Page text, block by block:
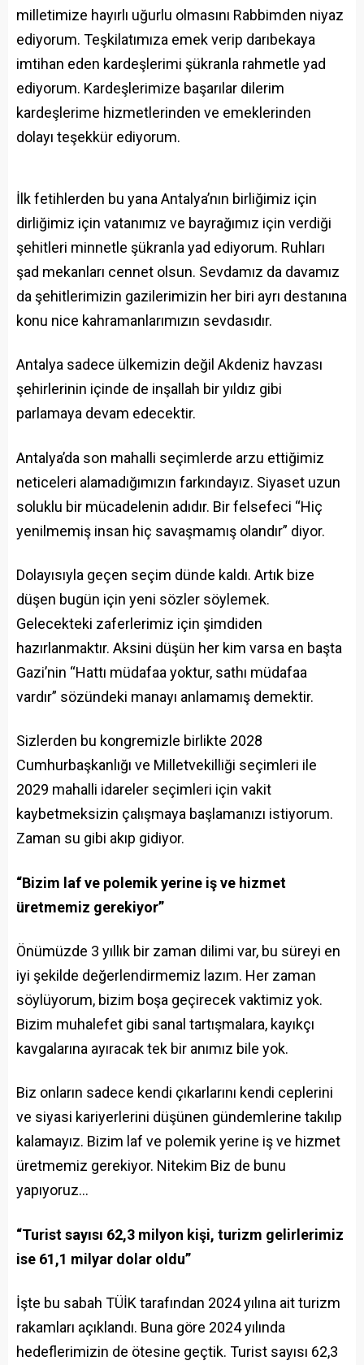
milletimize hayırlı uğurlu olmasını Rabbimden niyaz
ediyorum. Teşkilatımıza emek verip darıbekaya
imtihan eden kardeşlerimi şükranla rahmetle yad
ediyorum. Kardeşlerimize başarılar dilerim
kardeşlerime hizmetlerinden ve emeklerinden
dolayı teşekkür ediyorum.
İlk fetihlerden bu yana Antalya’nın birliğimiz için
dirliğimiz için vatanımız ve bayrağımız için verdiği
şehitleri minnetle şükranla yad ediyorum. Ruhları
şad mekanları cennet olsun. Sevdamız da davamız
da şehitlerimizin gazilerimizin her biri ayrı destanına
konu nice kahramanlarımızın sevdasıdır.
Antalya sadece ülkemizin değil Akdeniz havzası
şehirlerinin içinde de inşallah bir yıldız gibi
parlamaya devam edecektir.
Antalya’da son mahalli seçimlerde arzu ettiğimiz
neticeleri alamadığımızın farkındayız. Siyaset uzun
soluklu bir mücadelenin adıdır. Bir felsefeci “Hiç
yenilmemiş insan hiç savaşmamış olandır” diyor.
Dolayısıyla geçen seçim dünde kaldı. Artık bize
düşen bugün için yeni sözler söylemek.
Gelecekteki zaferlerimiz için şimdiden
hazırlanmaktır. Aksini düşün her kim varsa en başta
Gazi’nin “Hattı müdafaa yoktur, sathı müdafaa
vardır” sözündeki manayı anlamamış demektir.
Sizlerden bu kongremizle birlikte 2028
Cumhurbaşkanlığı ve Milletvekilliği seçimleri ile
2029 mahalli idareler seçimleri için vakit
kaybetmeksizin çalışmaya başlamanızı istiyorum.
Zaman su gibi akıp gidiyor.
“Bizim laf ve polemik yerine iş ve hizmet
üretmemiz gerekiyor”
Önümüzde 3 yıllık bir zaman dilimi var, bu süreyi en
iyi şekilde değerlendirmemiz lazım. Her zaman
söylüyorum, bizim boşa geçirecek vaktimiz yok.
Bizim muhalefet gibi sanal tartışmalara, kayıkçı
kavgalarına ayıracak tek bir anımız bile yok.
Biz onların sadece kendi çıkarlarını kendi ceplerini
ve siyasi kariyerlerini düşünen gündemlerine takılıp
kalamayız. Bizim laf ve polemik yerine iş ve hizmet
üretmemiz gerekiyor. Nitekim Biz de bunu
yapıyoruz…
“Turist sayısı 62,3 milyon kişi, turizm gelirlerimiz
ise 61,1 milyar dolar oldu”
İşte bu sabah TÜİK tarafından 2024 yılına ait turizm
rakamları açıklandı. Buna göre 2024 yılında
hedeflerimizin de ötesine geçtik. Turist sayısı 62,3